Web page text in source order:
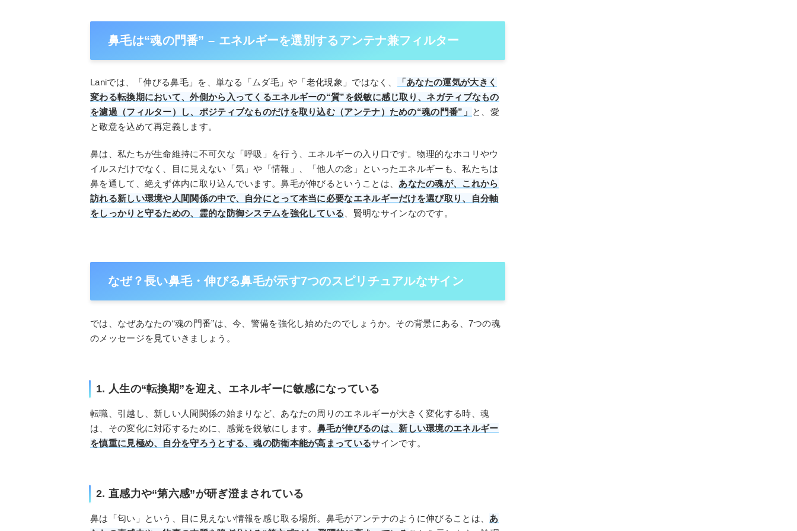
鼻毛は“魂の門番” – エネルギーを選別するアンテナ兼フィルター
Laniでは、「伸びる鼻毛」を、単なる「ムダ毛」や「老化現象」ではなく、
「あなたの運気が大きく
変わる転換期において、外側から入ってくるエネルギーの“質”を鋭敏に感じ取り、ネガティブなもの
を濾過（フィルター）し、ポジティブなものだけを取り込む（アンテナ）ための“魂の門番”」 と、愛
と敬意を込めて再定義します。
鼻は、私たちが生命維持に不可欠な「呼吸」を行う、エネルギーの入り口です。物理的なホコリやウ
イルスだけでなく、目に見えない「気」や「情報」、「他人の念」といったエネルギーも、私たちは
鼻を通して、絶えず体内に取り込んでいます。鼻毛が伸びるということは、あなたの魂が、これから
訪れる新しい環境や人間関係の中で、自分にとって本当に必要なエネルギーだけを選び取り、自分軸
をしっかりと守るための、霊的な防御システムを強化している、賢明なサインなのです。
なぜ？長い鼻毛・伸びる鼻毛が示す7つのスピリチュアルなサイン
では、なぜあなたの“魂の門番”は、今、警備を強化し始めたのでしょうか。その背景にある、7つの魂
のメッセージを見ていきましょう。
1. 人生の“転換期”を迎え、エネルギーに敏感になっている
転職、引越し、新しい人間関係の始まりなど、あなたの周りのエネルギーが大きく変化する時、魂
は、その変化に対応するために、感覚を鋭敏にします。 鼻毛が伸びるのは、新しい環境のエネルギー
を慎重に見極め、自分を守ろうとする、魂の防衛本能が高まっているサインです。
2. 直感力や“第六感”が研ぎ澄まされている
鼻は「匂い」という、目に見えない情報を感じ取る場所。鼻毛がアンテナのように伸びることは、 あ